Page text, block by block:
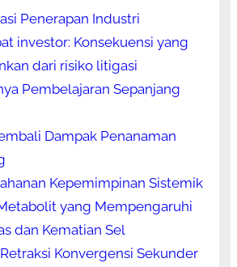
Penerapan Industri
investor: Konsekuensi yang
dari risiko litigasi
Pembelajaran Sepanjang
Dampak Penanaman
Kepemimpinan Sistemik
yang Mempengaruhi
dan Kematian Sel
Konvergensi Sekunder